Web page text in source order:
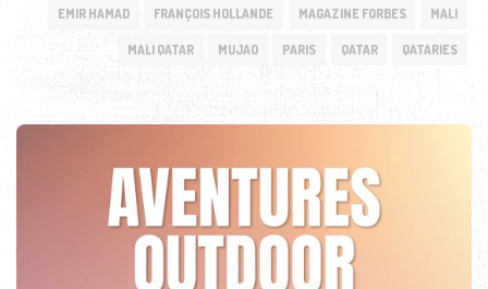
EMIR HAMAD FRANÇOIS HOLLANDE MAGAZINE FORBES MALI
MALI QATAR MUJAO PARIS QATAR QATARIES